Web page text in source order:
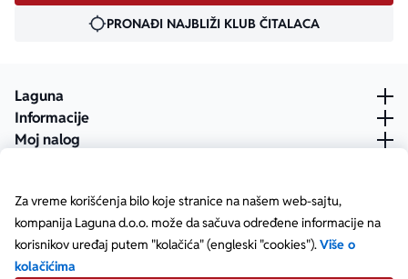
Za vreme korišćenja bilo koje stranice na našem web-sajtu,
kompanija Laguna d.o.o. može da sačuva određene informacije na
korisnikov uređaj putem "kolačića" (engleski "cookies").Više o
kolačićima
PRONAĐI NAJBLIŽI KLUB ČITALACA
Laguna
Informacije
Moj nalog